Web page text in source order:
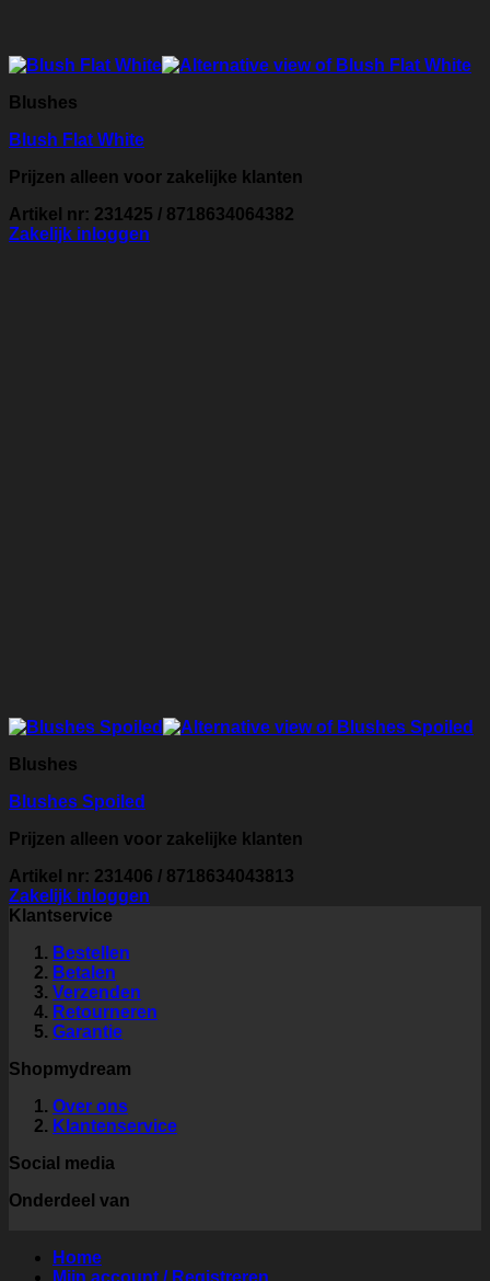
Blushes
Blush Flat White
Prijzen alleen voor zakelijke klanten
Artikel nr: 231425 / 8718634064382
Zakelijk inloggen
Blushes
Blushes Spoiled
Prijzen alleen voor zakelijke klanten
Artikel nr: 231406 / 8718634043813
Zakelijk inloggen
Klantservice
Bestellen
Betalen
Verzenden
Retourneren
Garantie
Shopmydream
Over ons
Klantenservice
Social media
Onderdeel van
Home